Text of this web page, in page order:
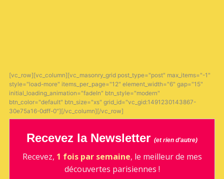
[vc_row][vc_column][vc_masonry_grid post_type="post" max_items="-1"
style="load-more" items_per_page="12" element_width="6" gap="15"
initial_loading_animation="fadeIn" btn_style="modern"
btn_color="default" btn_size="xs" grid_id="vc_gid:1491230143867-
30e75a16-0dff-0"][/vc_column][/vc_row]